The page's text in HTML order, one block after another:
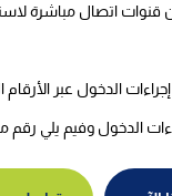
اتصال مباشرة
الدخول عبر الأرقام
الدخول وفيم يلي